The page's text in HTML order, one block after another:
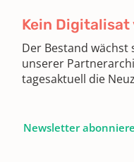
Kein
Der Bestand
unserer
tagesaktuell die
Newsletter